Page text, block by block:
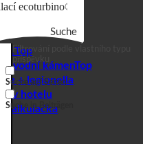
Suche in Beiträgen
kalkulačka